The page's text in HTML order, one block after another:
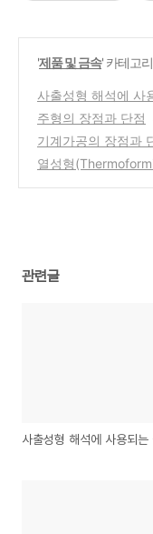
'제품 및 금속' 카테고
사출성형 해석에 사
주형의 장점과 단점
기계가공의 장점과
열성형
관련글
사출성형 해석에 사용되는